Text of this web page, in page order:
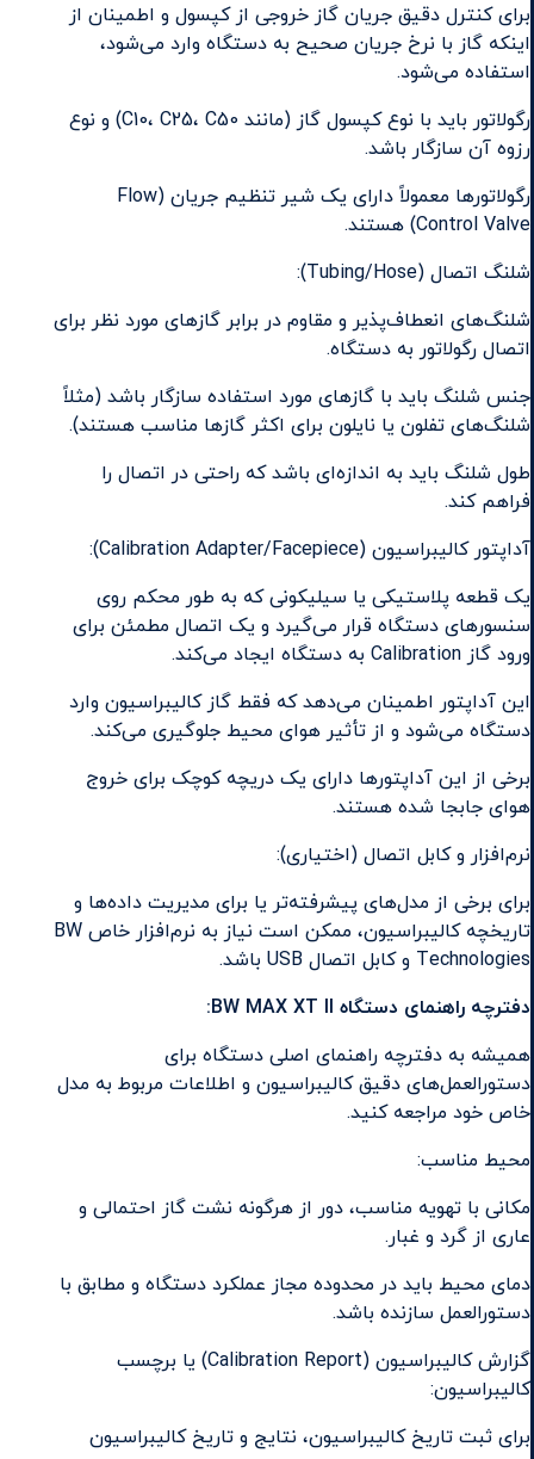
برای کنترل دقیق جریان گاز خروجی از کپسول و اطمینان از
اینکه گاز با نرخ جریان صحیح به دستگاه وارد می‌شود،
استفاده می‌شود.
رگولاتور باید با نوع کپسول گاز (مانند C10، C25، C50) و نوع
رزوه آن سازگار باشد.
رگولاتورها معمولاً دارای یک شیر تنظیم جریان (Flow
Control Valve) هستند.
شلنگ اتصال (Tubing/Hose):
شلنگ‌های انعطاف‌پذیر و مقاوم در برابر گازهای مورد نظر برای
اتصال رگولاتور به دستگاه.
جنس شلنگ باید با گازهای مورد استفاده سازگار باشد (مثلاً
شلنگ‌های تفلون یا نایلون برای اکثر گازها مناسب هستند).
طول شلنگ باید به اندازه‌ای باشد که راحتی در اتصال را
فراهم کند.
آداپتور کالیبراسیون (Calibration Adapter/Facepiece):
یک قطعه پلاستیکی یا سیلیکونی که به طور محکم روی
سنسورهای دستگاه قرار می‌گیرد و یک اتصال مطمئن برای
ورود گاز Calibration به دستگاه ایجاد می‌کند.
این آداپتور اطمینان می‌دهد که فقط گاز کالیبراسیون وارد
دستگاه می‌شود و از تأثیر هوای محیط جلوگیری می‌کند.
برخی از این آداپتورها دارای یک دریچه کوچک برای خروج
هوای جابجا شده هستند.
نرم‌افزار و کابل اتصال (اختیاری):
برای برخی از مدل‌های پیشرفته‌تر یا برای مدیریت داده‌ها و
تاریخچه کالیبراسیون، ممکن است نیاز به نرم‌افزار خاص BW
Technologies و کابل اتصال USB باشد.
دفترچه راهنمای دستگاه BW MAX XT II:
همیشه به دفترچه راهنمای اصلی دستگاه برای
دستورالعمل‌های دقیق کالیبراسیون و اطلاعات مربوط به مدل
خاص خود مراجعه کنید.
محیط مناسب:
مکانی با تهویه مناسب، دور از هرگونه نشت گاز احتمالی و
عاری از گرد و غبار.
دمای محیط باید در محدوده مجاز عملکرد دستگاه و مطابق با
دستورالعمل سازنده باشد.
گزارش کالیبراسیون (Calibration Report) یا برچسب
کالیبراسیون:
برای ثبت تاریخ کالیبراسیون، نتایج و تاریخ کالیبراسیون